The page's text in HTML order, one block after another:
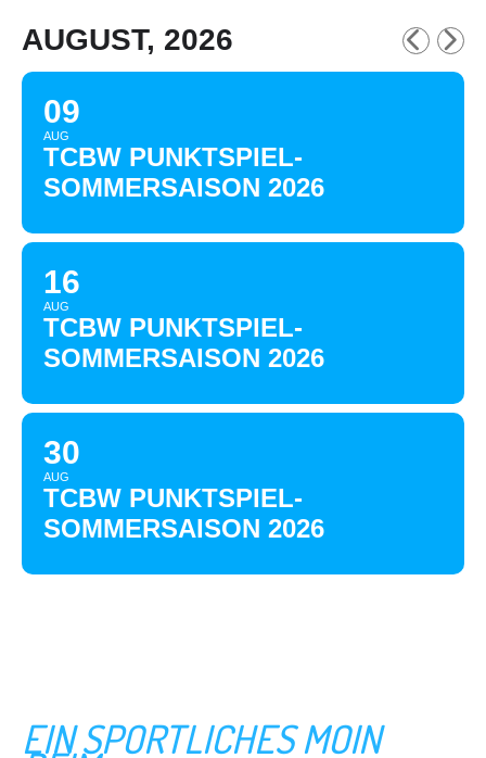
AUGUST, 2026
09
AUG
TCBW PUNKTSPIEL-
SOMMERSAISON 2026
16
AUG
TCBW PUNKTSPIEL-
SOMMERSAISON 2026
30
AUG
TCBW PUNKTSPIEL-
SOMMERSAISON 2026
EIN SPORTLICHES MOIN